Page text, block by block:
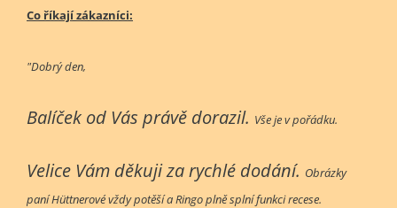
Co říkají zákazníci:
"Dobrý den,
Balíček od Vás právě dorazil. Vše je v pořádku.
Velice Vám děkuji za rychlé dodání. Obrázky
paní Hüttnerové vždy potěší a Ringo plně splní funkci recese.